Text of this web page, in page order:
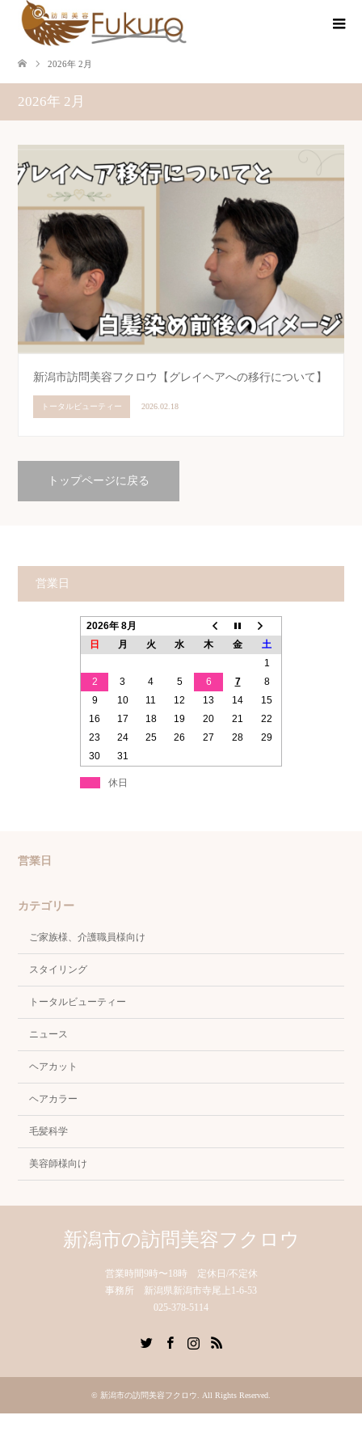
2026年 2月
2026年 2月
新潟市訪問美容フクロウ【グレイヘアへの移行について】
トータルビューティー 2026.02.18
トップページに戻る
営業日
2026年 8月
日
月 火 水 木 金
土
1
2
3 4 5 6 7
8
9
10 11 12 13 14
15
16
17 18 19 20 21
22
23
24 25 26 27 28
29
30
31
休日
営業日
カテゴリー
ご家族様、介護職員様向け
スタイリング
トータルビューティー
ニュース
ヘアカット
ヘアカラー
毛髪科学
美容師様向け
新潟市の訪問美容フクロウ
営業時間9時〜18時 定休日/不定休
事務所 新潟県新潟市寺尾上1-6-53
025-378-5114
RSS
© 新潟市の訪問美容フクロウ . All Rights Reserved.